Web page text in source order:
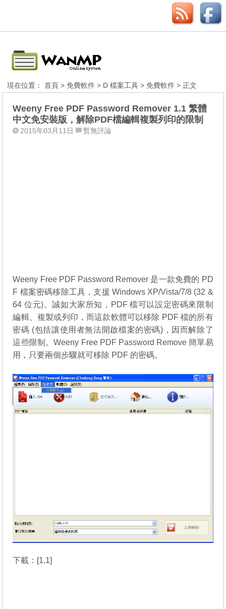
現在位置：首頁 >免費軟件 > D 檔案工具 >免費軟件 > 正文
Weeny Free PDF Password Remover 1.1 繁體
中文免安裝版，解除PDF檔編輯複製列印的限制
2015年03月11日 暫無評論
Weeny Free PDF Password Remover 是一款免費的 PD
F 檔案密碼移除工具，支援 Windows XP/Vista/7/8 (32 &
64 位元)。誠如大家所知，PDF 檔可以設定密碼來限制
編輯、複製或列印，而這款軟體可以移除 PDF 檔的所有
密碼 (包括讓使用者無法開啟檔案的密碼)，因而解除了
這些限制。Weeny Free PDF Password Remove 簡單易
用，只要兩個步驟就可移除 PDF 的密碼。
下載：[1.1]